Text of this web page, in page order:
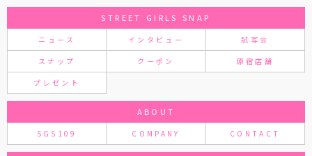
STREET GIRLS SNAP
ニュース インタビュー 試写会
スナップ クーポン 原宿店舗
プレゼント
ABOUT
SGS109 COMPANY CONTACT